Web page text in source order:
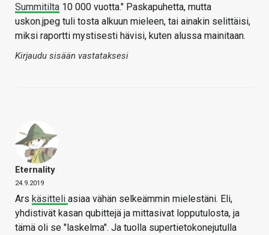
Summitilta 10 000 vuotta." Paskapuhetta, mutta
uskon.jpeg tuli tosta alkuun mieleen, tai ainakin selittäisi,
miksi raportti mystisesti hävisi, kuten alussa mainitaan.
Kirjaudu sisään vastataksesi
Eternality
24.9.2019
Ars käsitteli asiaa vähän selkeämmin mielestäni. Eli,
yhdistivät kasan qubittejä ja mittasivat lopputulosta, ja
tämä oli se "laskelma". Ja tuolla supertietokonejutulla